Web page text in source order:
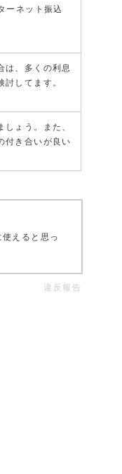
ーネット振込
は、多くの利息
してます。
ょう。また、
付き合いが良い
えると思っ
違反報告